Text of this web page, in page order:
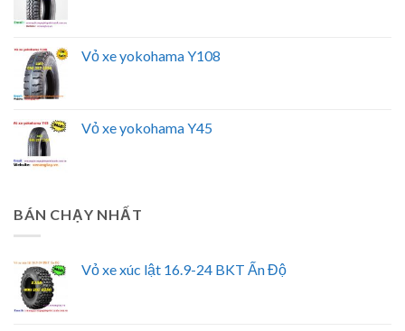
Vỏ xe yokohama Y108
Vỏ xe yokohama Y45
BÁN CHẠY NHẤT
Vỏ xe xúc lật 16.9-24 BKT Ấn Độ